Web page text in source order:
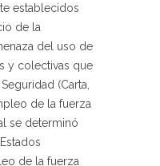
establecidos
de la
del uso de
y colectivas que
(Carta,
de la fuerza
se determinó
de la fuerza